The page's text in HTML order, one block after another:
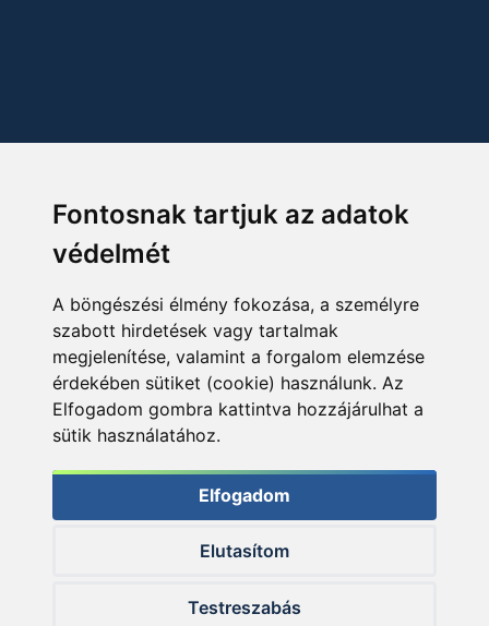
Fontosnak tartjuk az adatok
védelmét
A böngészési élmény fokozása, a személyre
szabott hirdetések vagy tartalmak
megjelenítése, valamint a forgalom elemzése
érdekében sütiket (cookie) használunk. Az
Elfogadom gombra kattintva hozzájárulhat a
sütik használatához.
Elfogadom
Elutasítom
Testreszabás